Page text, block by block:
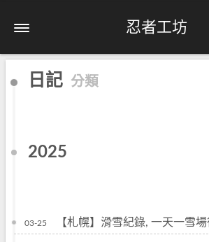
忍者工坊
日記 分類
2025
03-25 【札幌】滑雪紀錄, 一天一雪